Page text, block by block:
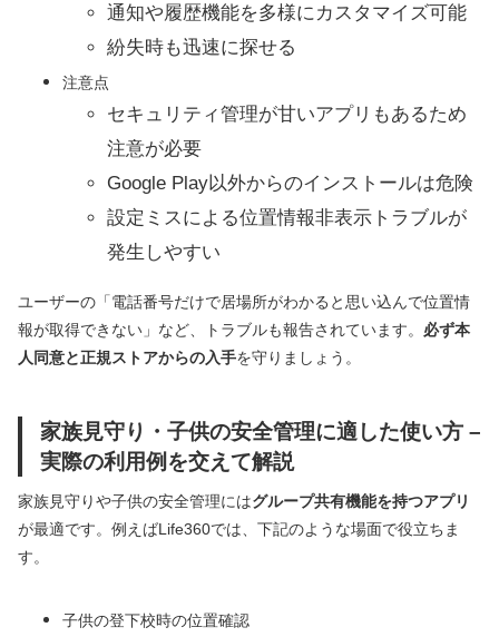
通知や履歴機能を多様にカスタマイズ可能
紛失時も迅速に探せる
注意点
セキュリティ管理が甘いアプリもあるため
注意が必要
Google Play以外からのインストールは危険
設定ミスによる位置情報非表示トラブルが
発生しやすい
ユーザーの「電話番号だけで居場所がわかると思い込んで位置情
報が取得できない」など、トラブルも報告されています。 必ず本
人同意と正規ストアからの入手を守りましょう。
家族見守り・子供の安全管理に適した使い方 –
実際の利用例を交えて解説
家族見守りや子供の安全管理にはグループ共有機能を持つアプリ
が最適です。例えばLife360では、下記のような場面で役立ちま
す。
子供の登下校時の位置確認